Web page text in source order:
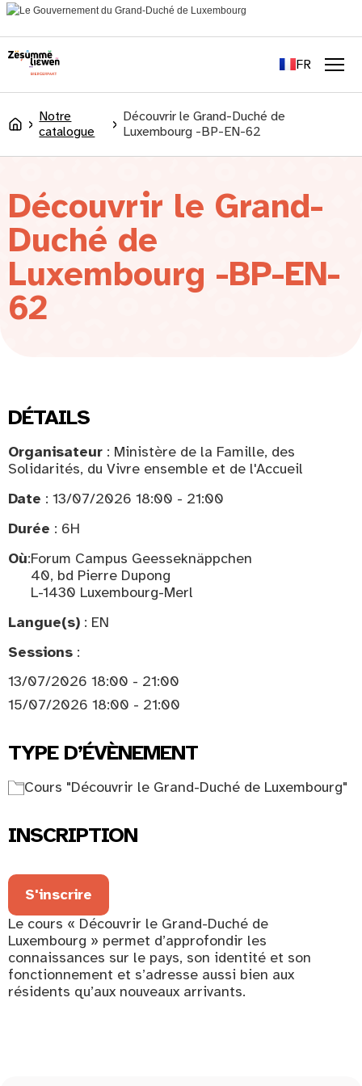
principal
FR
LU
Accueil
Notre
catalogue
Découvrir le Grand-Duché de
Luxembourg -BP-EN-62
Découvrir le Grand-
Duché de
Luxembourg -BP-EN-
62
DÉTAILS
Organisateur : Ministère de la Famille, des
Solidarités, du Vivre ensemble et de l'Accueil
Date : 13/07/2026 18:00 - 21:00
Durée : 6H
Où:Forum Campus Geesseknäppchen
40, bd Pierre Dupong
L-1430 Luxembourg-Merl
Langue(s) : EN
Sessions :
13/07/2026 18:00 - 21:00
15/07/2026 18:00 - 21:00
TYPE D’ÉVÈNEMENT
Cours "Découvrir le Grand-Duché de Luxembourg"
INSCRIPTION
S'inscrire
Le cours « Découvrir le Grand-Duché de
Luxembourg » permet d’approfondir les
connaissances sur le pays, son identité et son
fonctionnement et s’adresse aussi bien aux
résidents qu’aux nouveaux arrivants.